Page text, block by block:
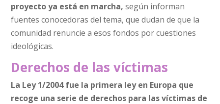
proyecto ya está en marcha, según informan
fuentes conocedoras del tema, que dudan de que la
comunidad renuncie a esos fondos por cuestiones
ideológicas.
Derechos de las víctimas
La Ley 1/2004 fue la primera ley en Europa que
recoge una serie de derechos para las víctimas de